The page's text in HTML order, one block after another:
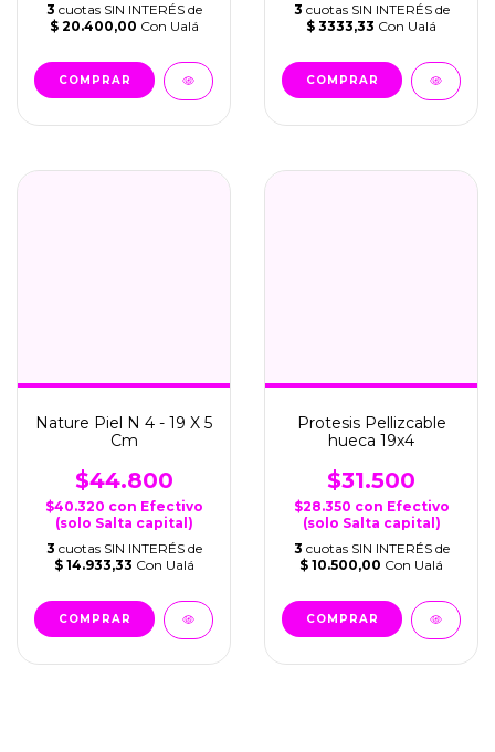
3 cuotas SIN INTERÉS de
$ 20.400,00 Con Ualá
COMPRAR
3 cuotas SIN INTERÉS de
$ 3333,33 Con Ualá
COMPRAR
Nature Piel N 4 - 19 X 5
Cm
$44.800
$40.320 con Efectivo
(solo Salta capital)
3 cuotas SIN INTERÉS de
$ 14.933,33 Con Ualá
Protesis Pellizcable
hueca 19x4
$31.500
$28.350 con Efectivo
(solo Salta capital)
3 cuotas SIN INTERÉS de
$ 10.500,00 Con Ualá